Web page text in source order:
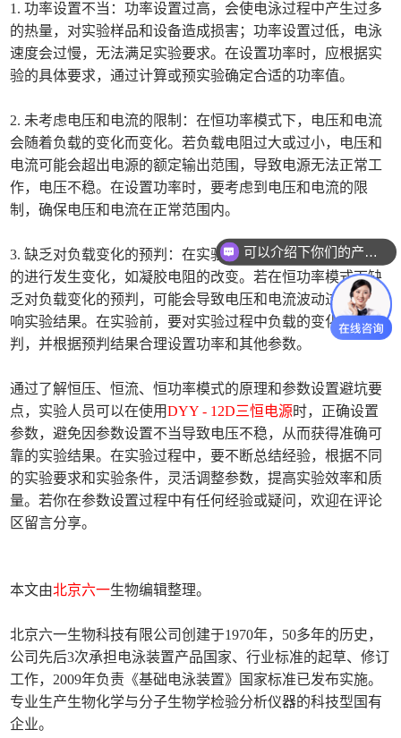
1. 功率设置不当：功率设置过高，会使电泳过程中产生过多
的热量，对实验样品和设备造成损害；功率设置过低，电泳
速度会过慢，无法满足实验要求。在设置功率时，应根据实
验的具体要求，通过计算或预实验确定合适的功率值。
2. 未考虑电压和电流的限制：在恒功率模式下，电压和电流
会随着负载的变化而变化。若负载电阻过大或过小，电压和
电流可能会超出电源的额定输出范围，导致电源无法正常工
作，电压不稳。在设置功率时，要考虑到电压和电流的限
制，确保电压和电流在正常范围内。
3. 缺乏对负载变化的预判：在实验过程中，负载会随着电泳
的进行发生变化，如凝胶电阻的改变。若在恒功率模式下缺
乏对负载变化的预判，可能会导致电压和电流波动过大，影
响实验结果。在实验前，要对实验过程中负载的变化进行预
判，并根据预判结果合理设置功率和其他参数。
通过了解恒压、恒流、恒功率模式的原理和参数设置避坑要
点，实验人员可以在使用DYY - 12D三恒电源时，正确设置
参数，避免因参数设置不当导致电压不稳，从而获得准确可
靠的实验结果。在实验过程中，要不断总结经验，根据不同
的实验要求和实验条件，灵活调整参数，提高实验效率和质
量。若你在参数设置过程中有任何经验或疑问，欢迎在评论
区留言分享。
本文由北京六一生物编辑整理。
北京六一生物科技有限公司创建于1970年，50多年的历史，
公司先后3次承担电泳装置产品国家、行业标准的起草、修订
工作，2009年负责《基础电泳装置》国家标准已发布实施。
专业生产生物化学与分子生物学检验分析仪器的科技型国有
企业。
可以介绍下你们的产品么